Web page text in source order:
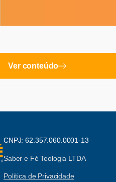
Ver conteúdo
CNPJ: 62.357.060.0001-13
Saber e Fé Teologia LTDA
Política de Privacidade